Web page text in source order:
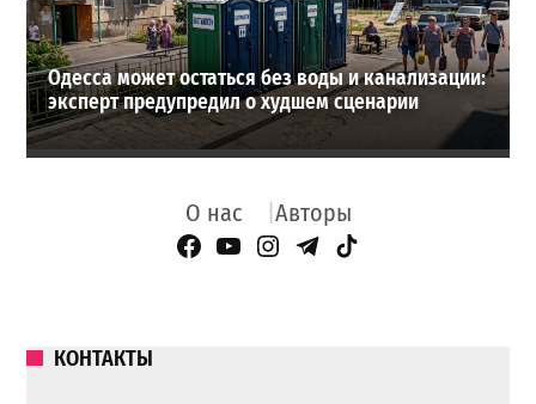
Одесса может остаться без воды и канализации:
эксперт предупредил о худшем сценарии
О нас Авторы
Facebook Page
YouTube
Instagram
Telegram
TikTok
КОНТАКТЫ